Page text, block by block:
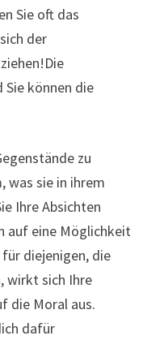
Sie oft das
der
können die
zu
was sie in ihrem
Ihre Absichten
auf eine Möglichkeit
diejenigen, die
wirkt sich Ihre
die Moral aus.
dafür